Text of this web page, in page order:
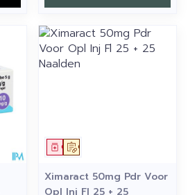
Op voorschrift
Geneesmiddel
Ximaract 50mg Pdr Voor
Opl Inj Fl 25 + 25